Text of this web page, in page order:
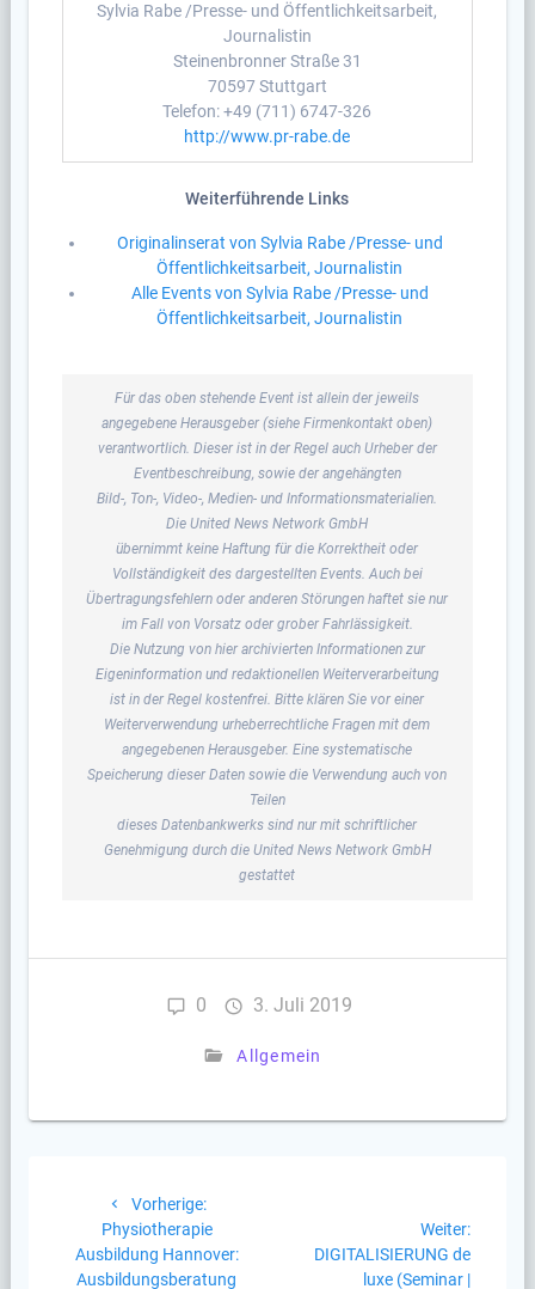
Sylvia Rabe /Presse- und Öffentlichkeitsarbeit,
Journalistin
Steinenbronner Straße 31
70597 Stuttgart
Telefon: +49 (711) 6747-326
http://www.pr-rabe.de
Weiterführende Links
Originalinserat von Sylvia Rabe /Presse- und
Öffentlichkeitsarbeit, Journalistin
Alle Events von Sylvia Rabe /Presse- und
Öffentlichkeitsarbeit, Journalistin
Für das oben stehende Event ist allein der jeweils
angegebene Herausgeber (siehe Firmenkontakt oben)
verantwortlich. Dieser ist in der Regel auch Urheber der
Eventbeschreibung, sowie der angehängten
Bild-, Ton-, Video-, Medien- und Informationsmaterialien.
Die United News Network GmbH
übernimmt keine Haftung für die Korrektheit oder
Vollständigkeit des dargestellten Events. Auch bei
Übertragungsfehlern oder anderen Störungen haftet sie nur
im Fall von Vorsatz oder grober Fahrlässigkeit.
Die Nutzung von hier archivierten Informationen zur
Eigeninformation und redaktionellen Weiterverarbeitung
ist in der Regel kostenfrei. Bitte klären Sie vor einer
Weiterverwendung urheberrechtliche Fragen mit dem
angegebenen Herausgeber. Eine systematische
Speicherung dieser Daten sowie die Verwendung auch von
Teilen
dieses Datenbankwerks sind nur mit schriftlicher
Genehmigung durch die United News Network GmbH
gestattet
0 3. Juli 2019
Allgemein
Vorherige:Vorheriger
Beitrag:
Physiotherapie
Ausbildung Hannover:
Ausbildungsberatung
Weiter:
Beitrag:
DIGITALISIERUNG de
luxe (Seminar |